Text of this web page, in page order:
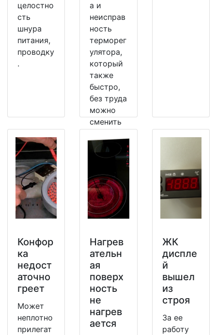
целостно
сть
шнура
питания,
проводку
.
а и
неисправ
ность
терморег
улятора,
который
также
быстро,
без труда
можно
сменить
рабочий.
Конфор
ка
недост
аточно
греет
Может
неплотно
прилегат
Нагрев
ательн
ая
поверх
ность
не
нагрев
ается
ЖК
диспле
й
вышел
из
строя
За ее
работу